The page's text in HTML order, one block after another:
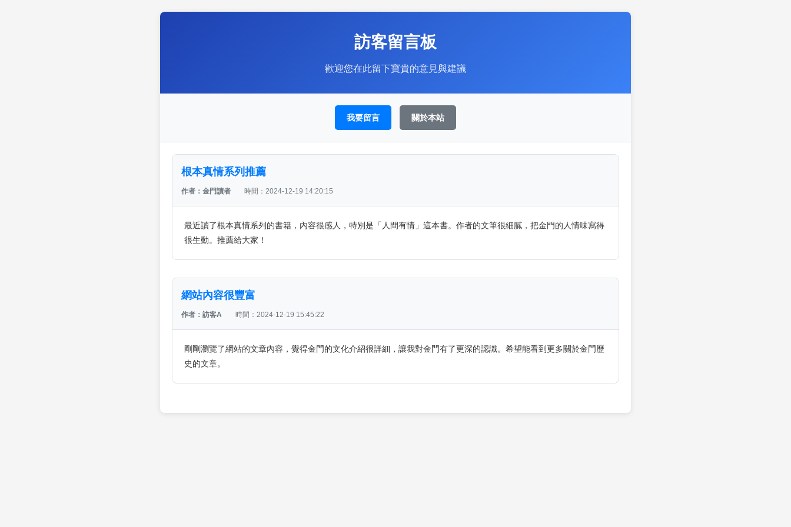
訪客留言板
歡迎您在此留下寶貴的意見與建議
我要留言 關於本站
根本真情系列推薦
作者：金門讀者 時間：2024-12-19 14:20:15
最近讀了根本真情系列的書籍，內容很感人，特別是「人間有情」這本書。作者的文筆很細膩，把金門的人情味寫得
很生動。推薦給大家！
網站內容很豐富
作者：訪客A 時間：2024-12-19 15:45:22
剛剛瀏覽了網站的文章內容，覺得金門的文化介紹很詳細，讓我對金門有了更深的認識。希望能看到更多關於金門歷
史的文章。